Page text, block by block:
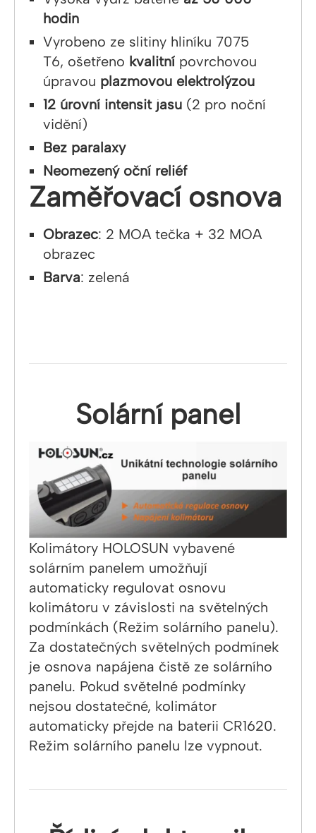
hodin
Vyrobeno ze slitiny hliníku 7075
T6, ošetřeno kvalitní povrchovou
úpravou plazmovou elektrolýzou
12 úrovní intensit jasu (2 pro noční
vidění)
Bez paralaxy
Neomezený oční reliéf
Zaměřovací osnova
Obrazec: 2 MOA tečka + 32 MOA
obrazec
Barva: zelená
Solární panel
Kolimátory HOLOSUN vybavené
solárním panelem umožňují
automaticky regulovat osnovu
kolimátoru v závislosti na světelných
podmínkách (Režim solárního panelu).
Za dostatečných světelných podmínek
je osnova napájena čistě ze solárního
panelu. Pokud světelné podmínky
nejsou dostatečné, kolimátor
automaticky přejde na baterii CR1620.
Režim solárního panelu lze vypnout.